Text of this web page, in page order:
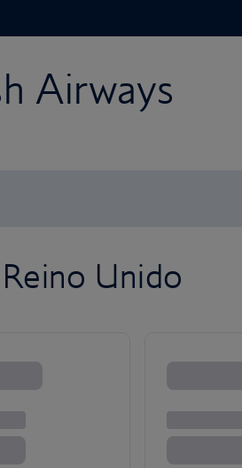
Airways
Unido